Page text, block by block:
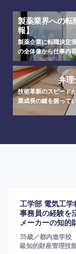
海外
製薬業界への転
報】
製薬企業に転職決定
の全体像から仕事内
弁理
技術革新のスピード
業成長の鍵を握って
工学部 電気工
事務員の経験を
メーカーの知的
35歳／都内進学
級知的財産管理技